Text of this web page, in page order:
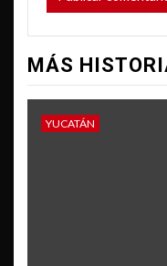
MÁS
YUCATÁN